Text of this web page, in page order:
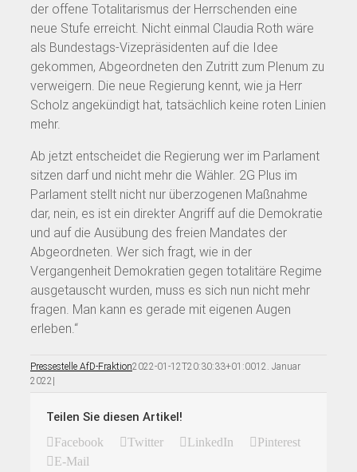
der offene Totalitarismus der Herrschenden eine
neue Stufe erreicht. Nicht einmal Claudia Roth wäre
als Bundestags-Vizepräsidenten auf die Idee
gekommen, Abgeordneten den Zutritt zum Plenum zu
verweigern. Die neue Regierung kennt, wie ja Herr
Scholz angekündigt hat, tatsächlich keine roten Linien
mehr.
Ab jetzt entscheidet die Regierung wer im Parlament
sitzen darf und nicht mehr die Wähler. 2G Plus im
Parlament stellt nicht nur überzogenen Maßnahme
dar, nein, es ist ein direkter Angriff auf die Demokratie
und auf die Ausübung des freien Mandates der
Abgeordneten. Wer sich fragt, wie in der
Vergangenheit Demokratien gegen totalitäre Regime
ausgetauscht wurden, muss es sich nun nicht mehr
fragen. Man kann es gerade mit eigenen Augen
erleben.“
Pressestelle AfD-Fraktion2022-01-12T20:30:33+01:0012. Januar
2022 |
Teilen Sie diesen Artikel!
Facebook Twitter LinkedIn
Pinterest
E-Mail